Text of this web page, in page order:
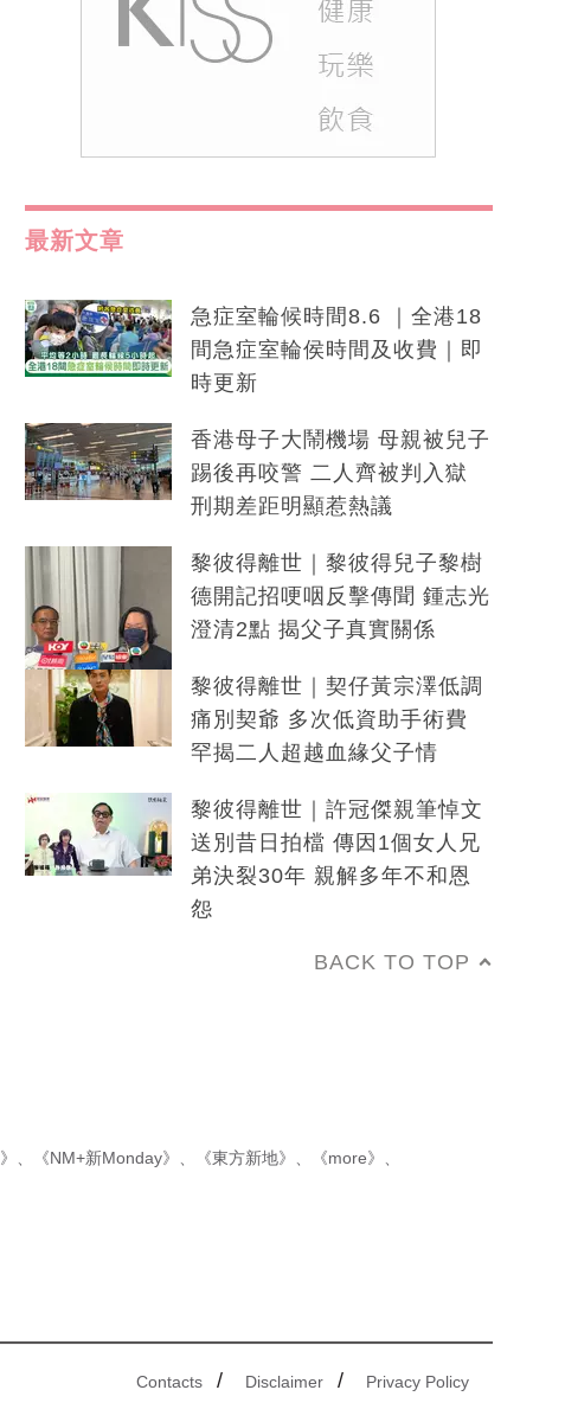
最新文章
急症室輪候時間8.6 ｜全港18
間急症室輪侯時間及收費｜即
時更新
香港母子大鬧機場 母親被兒子
踢後再咬警 二人齊被判入獄
刑期差距明顯惹熱議
黎彼得離世｜黎彼得兒子黎樹
德開記招哽咽反擊傳聞 鍾志光
澄清2點 揭父子真實關係
黎彼得離世｜契仔黃宗澤低調
痛別契爺 多次低資助手術費
罕揭二人超越血緣父子情
黎彼得離世｜許冠傑親筆悼文
送別昔日拍檔 傳因1個女人兄
弟決裂30年 親解多年不和恩
怨
BACK TO TOP
《NM+新Monday》 《東方新地》 《more》
Contacts / Disclaimer / Privacy Policy